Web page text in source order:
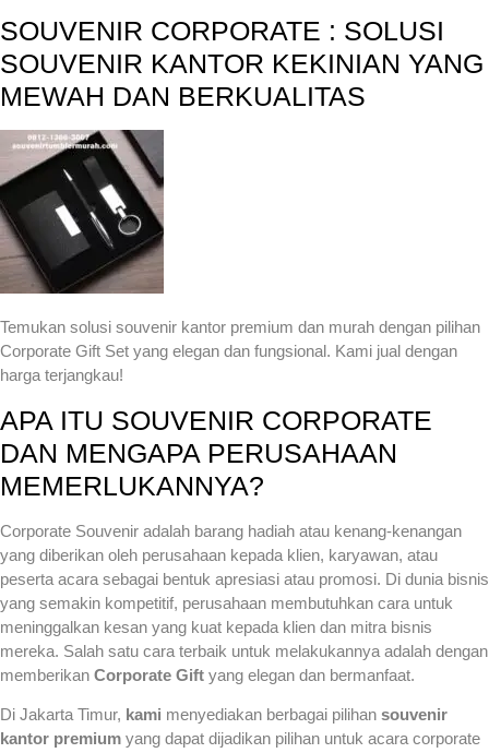
SOUVENIR CORPORATE : SOLUSI
SOUVENIR KANTOR KEKINIAN YANG
MEWAH DAN BERKUALITAS
Temukan solusi souvenir kantor premium dan murah dengan pilihan
Corporate Gift Set yang elegan dan fungsional. Kami jual dengan
harga terjangkau!
APA ITU SOUVENIR CORPORATE
DAN MENGAPA PERUSAHAAN
MEMERLUKANNYA?
Corporate Souvenir adalah barang hadiah atau kenang-kenangan
yang diberikan oleh perusahaan kepada klien, karyawan, atau
peserta acara sebagai bentuk apresiasi atau promosi. Di dunia bisnis
yang semakin kompetitif, perusahaan membutuhkan cara untuk
meninggalkan kesan yang kuat kepada klien dan mitra bisnis
mereka. Salah satu cara terbaik untuk melakukannya adalah dengan
memberikan Corporate Gift yang elegan dan bermanfaat.
Di Jakarta Timur, kami menyediakan berbagai pilihan souvenir
kantor premium yang dapat dijadikan pilihan untuk acara corporate